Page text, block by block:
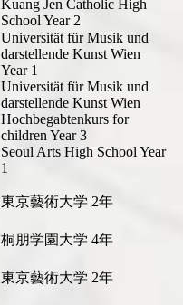
Kuang Jen Catholic High
School Year 2
Universität für Musik und
darstellende Kunst Wien
Year 1
Universität für Musik und
darstellende Kunst Wien
Hochbegabtenkurs for
children Year 3
Seoul Arts High School Year
1
東京藝術大学 2年
桐朋学園大学 4年
東京藝術大学 2年